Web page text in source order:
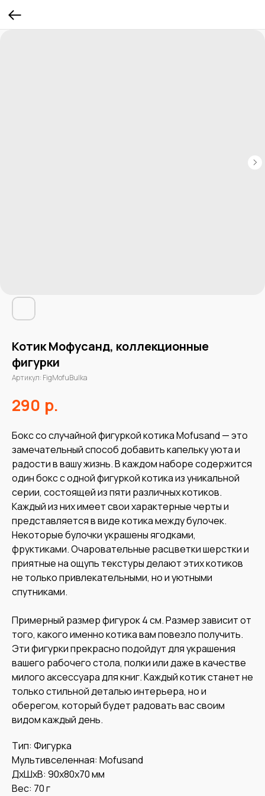
Котик Мофусанд, коллекционные
фигурки
Артикул: FigMofuBulka
290 р.
Бокс со случайной фигуркой котика Mofusand — это
замечательный способ добавить капельку уюта и
радости в вашу жизнь. В каждом наборе содержится
один бокс с одной фигуркой котика из уникальной
серии, состоящей из пяти различных котиков.
Каждый из них имеет свои характерные черты и
представляется в виде котика между булочек.
Некоторые булочки украшены ягодками,
фруктиками. Очаровательные расцветки шерстки и
приятные на ощупь текстуры делают этих котиков
не только привлекательными, но и уютными
спутниками.
Примерный размер фигурок 4 см. Размер зависит от
того, какого именно котика вам повезло получить.
Эти фигурки прекрасно подойдут для украшения
вашего рабочего стола, полки или даже в качестве
милого аксессуара для книг. Каждый котик станет не
только стильной деталью интерьера, но и
оберегом, который будет радовать вас своим
видом каждый день.
Тип: Фигурка
Мультивселенная: Mofusand
ДxШxВ: 90x80x70 мм
Вес: 70 г